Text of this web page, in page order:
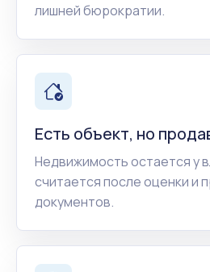
лишней бюрократии.
Есть объект, но
Недвижимость остается у
считается после оценки и
документов.